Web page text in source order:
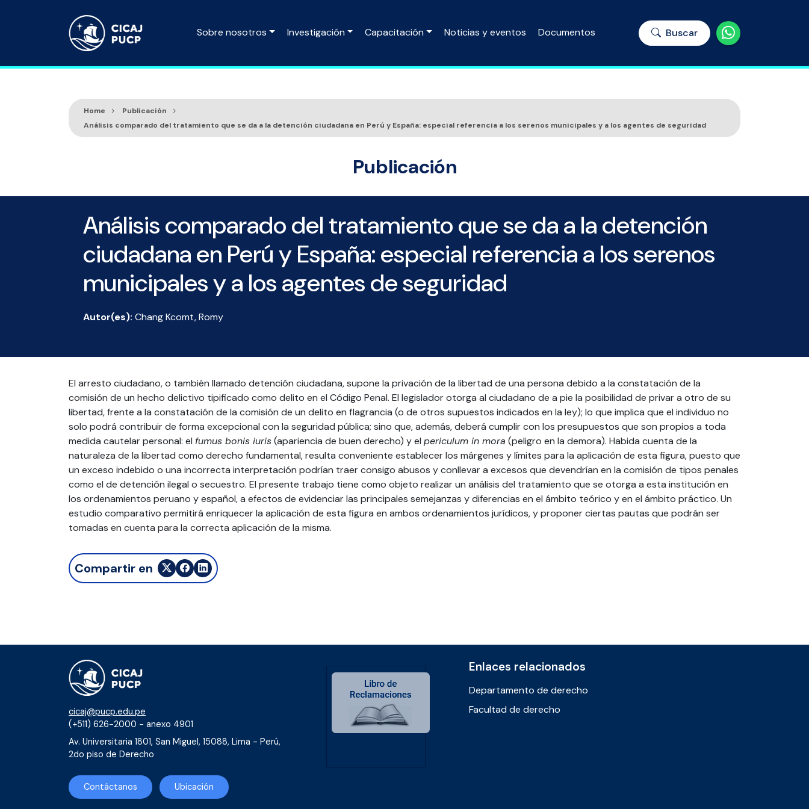
Sobre nosotros Investigación Capacitación Noticias y eventos Documentos Buscar
Home
Publicación
Análisis comparado del tratamiento que se da a la detención ciudadana en Perú y España: especial referencia a los serenos municipales y a los agentes de seguridad
Publicación
Análisis comparado del tratamiento que se da a la detención
ciudadana en Perú y España: especial referencia a los serenos
municipales y a los agentes de seguridad
Autor(es): Chang Kcomt, Romy
El arresto ciudadano, o también llamado detención ciudadana, supone la privación de la libertad de una persona debido a la constatación de la
comisión de un hecho delictivo tipificado como delito en el Código Penal. El legislador otorga al ciudadano de a pie la posibilidad de privar a otro de su
libertad, frente a la constatación de la comisión de un delito en flagrancia (o de otros supuestos indicados en la ley); lo que implica que el individuo no
solo podrá contribuir de forma excepcional con la seguridad pública; sino que, además, deberá cumplir con los presupuestos que son propios a toda
medida cautelar personal: el fumus bonis iuris(apariencia de buen derecho) y el periculum in mora (peligro en la demora). Habida cuenta de la
naturaleza de la libertad como derecho fundamental, resulta conveniente establecer los márgenes y límites para la aplicación de esta figura, puesto que
un exceso indebido o una incorrecta interpretación podrían traer consigo abusos y conllevar a excesos que devendrían en la comisión de tipos penales
como el de detención ilegal o secuestro. El presente trabajo tiene como objeto realizar un análisis del tratamiento que se otorga a esta institución en
los ordenamientos peruano y español, a efectos de evidenciar las principales semejanzas y diferencias en el ámbito teórico y en el ámbito práctico. Un
estudio comparativo permitirá enriquecer la aplicación de esta figura en ambos ordenamientos jurídicos, y proponer ciertas pautas que podrán ser
tomadas en cuenta para la correcta aplicación de la misma.
Compartir en
cicaj@pucp.edu.pe
(+511) 626-2000 - anexo 4901
Av. Universitaria 1801, San Miguel, 15088, Lima - Perú,
2do piso de Derecho
Contáctanos Ubicación
Enlaces relacionados
Departamento de derecho
Facultad de derecho